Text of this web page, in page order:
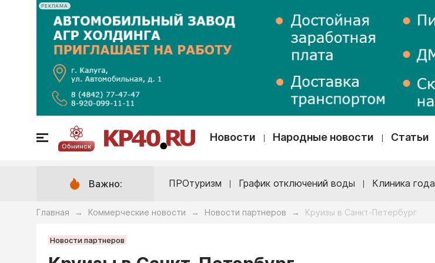
РЕКЛАМА
Обнинск
Новости Народные новости Статьи
Важно: ПРОтуризм График отключений воды Клиника года
Главная → Коммерческие новости → Новости партнеров → Круизы в Санкт-Петербург
Новости партнеров